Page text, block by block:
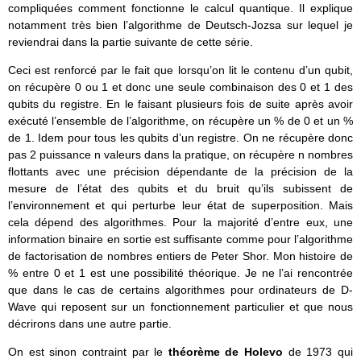
compliquées comment fonctionne le calcul quantique. Il explique
notamment très bien l’algorithme de Deutsch-Jozsa sur lequel je
reviendrai dans la partie suivante de cette série.
Ceci est renforcé par le fait que lorsqu’on lit le contenu d’un qubit,
on récupère 0 ou 1 et donc une seule combinaison des 0 et 1 des
qubits du registre. En le faisant plusieurs fois de suite après avoir
exécuté l’ensemble de l’algorithme, on récupère un % de 0 et un %
de 1. Idem pour tous les qubits d’un registre. On ne récupère donc
pas 2 puissance n valeurs dans la pratique, on récupère n nombres
flottants avec une précision dépendante de la précision de la
mesure de l’état des qubits et du bruit qu’ils subissent de
l’environnement et qui perturbe leur état de superposition. Mais
cela dépend des algorithmes. Pour la majorité d’entre eux, une
information binaire en sortie est suffisante comme pour l’algorithme
de factorisation de nombres entiers de Peter Shor. Mon histoire de
% entre 0 et 1 est une possibilité théorique. Je ne l’ai rencontrée
que dans le cas de certains algorithmes pour ordinateurs de D-
Wave qui reposent sur un fonctionnement particulier et que nous
décrirons dans une autre partie.
On est sinon contraint par le théorème de Holevo de 1973 qui